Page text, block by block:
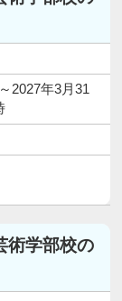
2027年3月31
術学部校の